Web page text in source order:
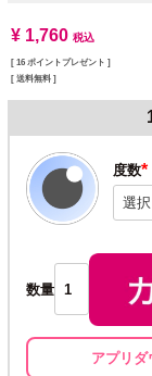
¥ 1,760 税込
[ 16 ポイントプレゼント ]
送料無料
度数
(
数量
アプリ